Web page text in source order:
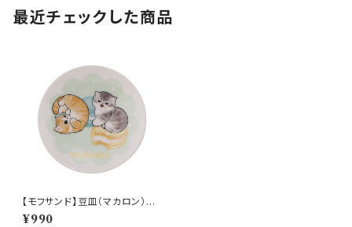
最近チェックした商品
【モフサンド】豆皿（マカロン）
【MFS10】MFS11-333
¥990